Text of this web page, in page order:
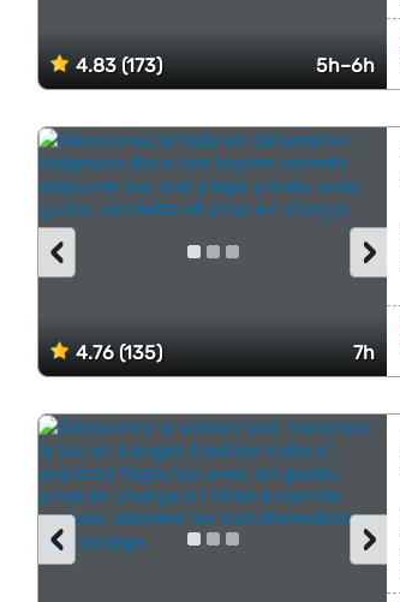
4.83 (173) 5h–6h
4.76 (135) 7h
›
‹
›
‹